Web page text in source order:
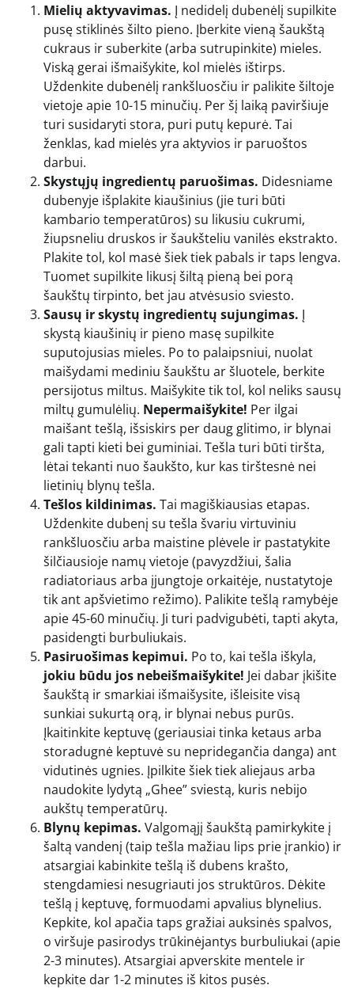
Mielių aktyvavimas. Į nedidelį dubenėlį supilkite
pusę stiklinės šilto pieno. Įberkite vieną šaukštą
cukraus ir suberkite (arba sutrupinkite) mieles.
Viską gerai išmaišykite, kol mielės ištirps.
Uždenkite dubenėlį rankšluosčiu ir palikite šiltoje
vietoje apie 10-15 minučių. Per šį laiką paviršiuje
turi susidaryti stora, puri putų kepurė. Tai
ženklas, kad mielės yra aktyvios ir paruoštos
darbui.
Skystųjų ingredientų paruošimas. Didesniame
dubenyje išplakite kiaušinius (jie turi būti
kambario temperatūros) su likusiu cukrumi,
žiupsneliu druskos ir šaukšteliu vanilės ekstrakto.
Plakite tol, kol masė šiek tiek pabals ir taps lengva.
Tuomet supilkite likusį šiltą pieną bei porą
šaukštų tirpinto, bet jau atvėsusio sviesto.
Sausų ir skystų ingredientų sujungimas. Į
skystą kiaušinių ir pieno masę supilkite
suputojusias mieles. Po to palaipsniui, nuolat
maišydami mediniu šaukštu ar šluotele, berkite
persijotus miltus. Maišykite tik tol, kol neliks sausų
miltų gumulėlių. Nepermaišykite! Per ilgai
maišant tešlą, išsiskirs per daug glitimo, ir blynai
gali tapti kieti bei guminiai. Tešla turi būti tiršta,
lėtai tekanti nuo šaukšto, kur kas tirštesnė nei
lietinių blynų tešla.
Tešlos kildinimas. Tai magiškiausias etapas.
Uždenkite dubenį su tešla švariu virtuviniu
rankšluosčiu arba maistine plėvele ir pastatykite
šilčiausioje namų vietoje (pavyzdžiui, šalia
radiatoriaus arba įjungtoje orkaitėje, nustatytoje
tik ant apšvietimo režimo). Palikite tešlą ramybėje
apie 45-60 minučių. Ji turi padvigubėti, tapti akyta,
pasidengti burbuliukais.
Pasiruošimas kepimui. Po to, kai tešla iškyla,
jokiu būdu jos nebeišmaišykite! Jei dabar įkišite
šaukštą ir smarkiai išmaišysite, išleisite visą
sunkiai sukurtą orą, ir blynai nebus purūs.
Įkaitinkite keptuvę (geriausiai tinka ketaus arba
storadugnė keptuvė su nepridegančia danga) ant
vidutinės ugnies. Įpilkite šiek tiek aliejaus arba
naudokite lydytą „Ghee” sviestą, kuris nebijo
aukštų temperatūrų.
Blynų kepimas. Valgomąjį šaukštą pamirkykite į
šaltą vandenį (taip tešla mažiau lips prie įrankio) ir
atsargiai kabinkite tešlą iš dubens krašto,
stengdamiesi nesugriauti jos struktūros. Dėkite
tešlą į keptuvę, formuodami apvalius blynelius.
Kepkite, kol apačia taps gražiai auksinės spalvos,
o viršuje pasirodys trūkinėjantys burbuliukai (apie
2-3 minutes). Atsargiai apverskite mentele ir
kepkite dar 1-2 minutes iš kitos pusės.